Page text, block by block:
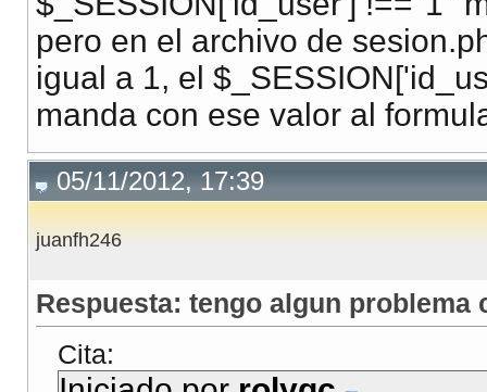
pero en el archivo de
igual a 1, el
manda con ese valor al
05/11/2012, 17:39
juanfh246
Respuesta: tengo algun problema
Cita: